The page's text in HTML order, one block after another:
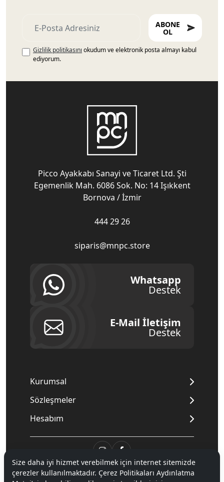
ABONE
OL
Gizlilik politikasını okudum ve elektronik posta almayı kabul
ediyorum.
Picco Ayakkabı Sanayi ve Ticaret Ltd. Şti
Egemenlik Mah. 6086 Sok. No: 14 Işıkkent
Bornova / İzmir
444 29 26
siparis@mnpc.store
Whatsapp
Destek
E-Mail İletişim
Destek
Kurumsal
Sözleşmeler
Hesabım
© 2020Mnpc. Tüm hakları saklıdır.
Size daha iyi hizmet verebilmek için internet sitemizde
çerezler kullanılmaktadır. Çerez Politikaları Aydınlatma